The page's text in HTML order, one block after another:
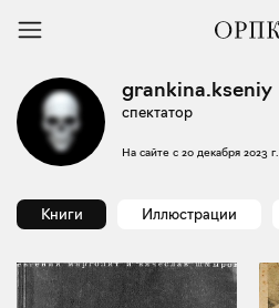
grankina.kseniy
спектатор
На сайте с 20 декабря 2023 г.
Книги Иллюстрации